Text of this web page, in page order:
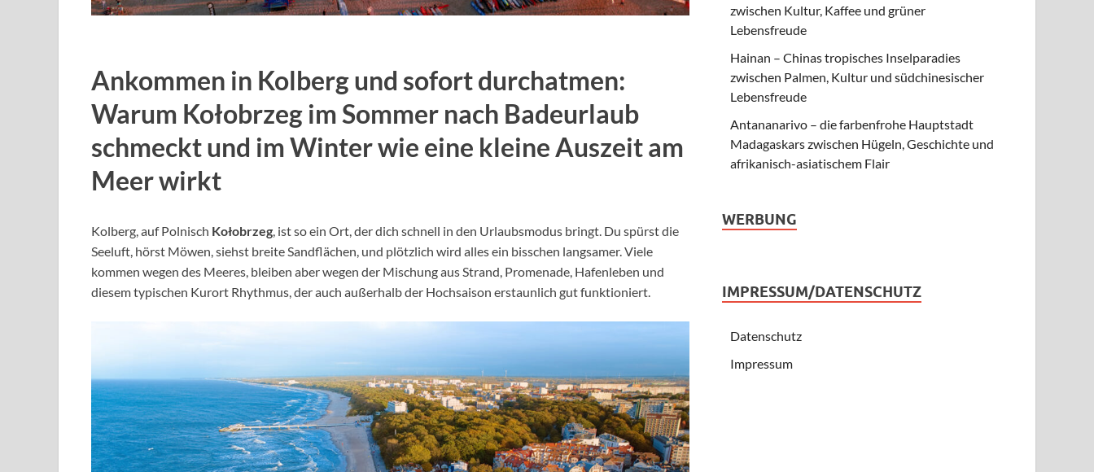
Ankommen in Kolberg und sofort durchatmen:
Warum Kołobrzeg im Sommer nach Badeurlaub
schmeckt und im Winter wie eine kleine Auszeit am
Meer wirkt
Kolberg, auf Polnisch Kołobrzeg, ist so ein Ort, der dich schnell in den Urlaubsmodus bringt. Du spürst die
Seeluft, hörst Möwen, siehst breite Sandflächen, und plötzlich wird alles ein bisschen langsamer. Viele
kommen wegen des Meeres, bleiben aber wegen der Mischung aus Strand, Promenade, Hafenleben und
diesem typischen Kurort Rhythmus, der auch außerhalb der Hochsaison erstaunlich gut funktioniert.
zwischen Kultur, Kaffee und grüner
Lebensfreude
Hainan – Chinas tropisches Inselparadies
zwischen Palmen, Kultur und südchinesischer
Lebensfreude
Antananarivo – die farbenfrohe Hauptstadt
Madagaskars zwischen Hügeln, Geschichte und
afrikanisch-asiatischem Flair
WERBUNG
IMPRESSUM/DATENSCHUTZ
Datenschutz
Impressum